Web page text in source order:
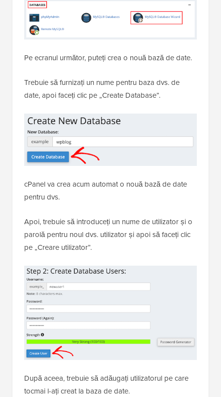
Pe ecranul următor, puteți crea o nouă bază de date.
Trebuie să furnizați un nume pentru baza dvs. de
date, apoi faceți clic pe „Create Database”.
cPanel va crea acum automat o nouă bază de date
pentru dvs.
Apoi, trebuie să introduceți un nume de utilizator și o
parolă pentru noul dvs. utilizator și apoi să faceți clic
pe „Creare utilizator”.
După aceea, trebuie să adăugați utilizatorul pe care
tocmai l-ați creat la baza de date.